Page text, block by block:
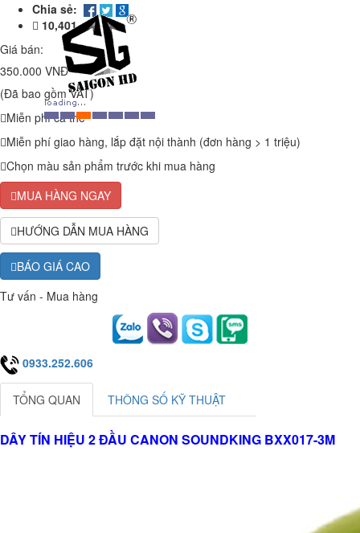
Chia sẻ:
10,401
Giá bán:
350.000 VNĐ
(Đã bao gồm VAT)
Miễn phí cà thẻ
Miễn phí giao hàng, lắp đặt nội thành (đơn hàng > 1 triệu)
Chọn màu sản phẩm trước khi mua hàng
MUA HÀNG NGAY
HƯỚNG DẪN MUA HÀNG
BÁO GIÁ CAO
Tư vấn - Mua hàng
0933.252.606
TỔNG QUAN THÔNG SỐ KỸ THUẬT
DÂY TÍN HIỆU 2 ĐẦU CANON SOUNDKING BXX017-3M